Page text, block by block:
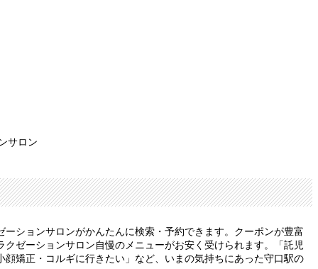
サロン
ションサロンがかんたんに検索・予約できます。クーポンが豊富
ゼーションサロン自慢のメニューがお安く受けられます。「託児
矯正・コルギに行きたい」など、いまの気持ちにあった守口駅の